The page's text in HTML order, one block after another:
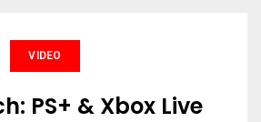
VIDEO
PS+ & Xbox Live